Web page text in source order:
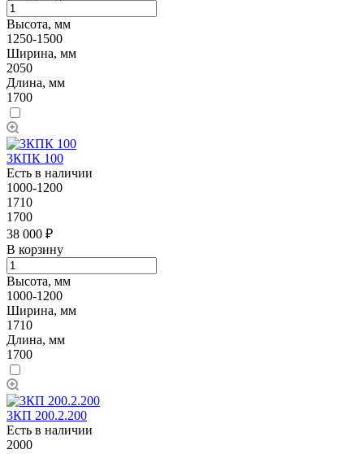
Высота, мм
1250-1500
Ширина, мм
2050
Длина, мм
1700
3КПК 100
Есть в наличии
1000-1200
1710
1700
38 000 ₽
В корзину
Высота, мм
1000-1200
Ширина, мм
1710
Длина, мм
1700
3КП 200.2.200
Есть в наличии
2000